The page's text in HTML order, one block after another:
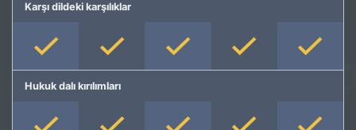
Karşı dildeki karşılıklar
Hukuk dalı kırılımları